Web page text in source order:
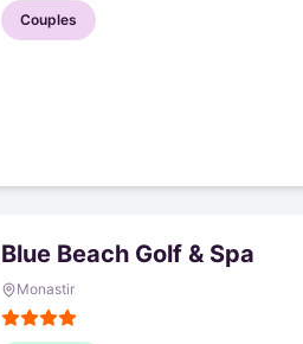
Couples
Blue Beach Golf & Spa
Monastir